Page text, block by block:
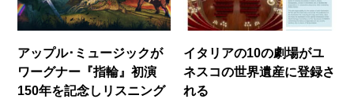
アップル･ミュージックが
ワーグナー『指輪』初演
150年を記念しリスニング
イタリアの10の劇場がユ
ネスコの世界遺産に登録さ
れる